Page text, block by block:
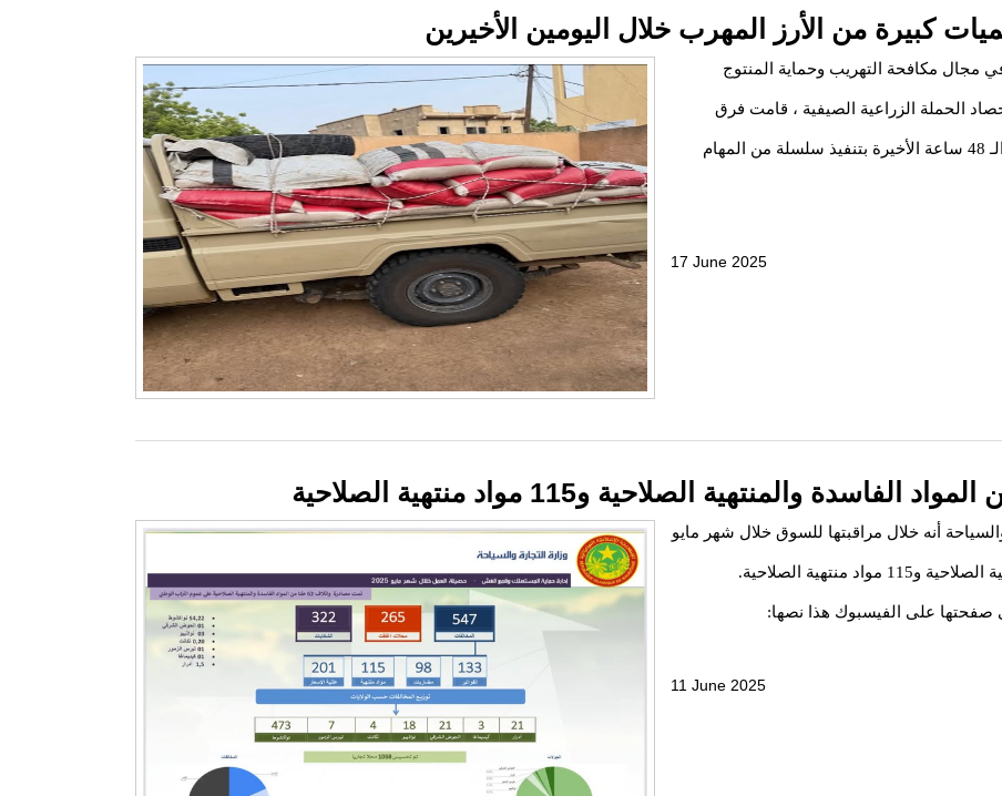
كبيرة من الأرز المهرب خلال اليومين الأخيرين
في مجال مكافحة التهريب وحماية المنتوج
الحملة الزراعية الصيفية ، قامت فرق
البحث والتدخل التابعة للإدارة العامة للجمارك خلال الـ 48 ساعة الأخيرة بتنفيذ سلسلة من المهام
17 June 2025
أنه خلال مراقبتها للسوق خلال شهر مايو
صفحتها على الفيسبوك هذا نصها:
11 June 2025